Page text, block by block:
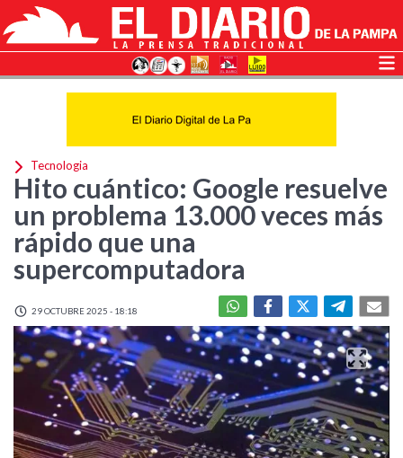
Tecnologia
Hito cuántico: Google resuelve
un problema 13.000 veces más
rápido que una
supercomputadora
29 OCTUBRE 2025 - 18:18